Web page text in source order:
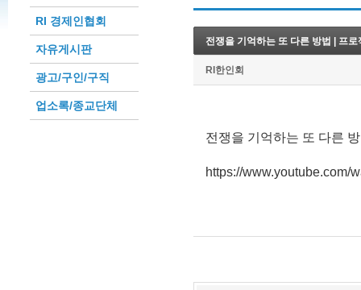
RI 경제인협회
자유게시판
광고/구인/구직
업소록/종교단체
전쟁을 기억하는 또 다른 방법 | 프
RI한인회
전쟁을 기억하는 또 다른
https://www.youtube.com/